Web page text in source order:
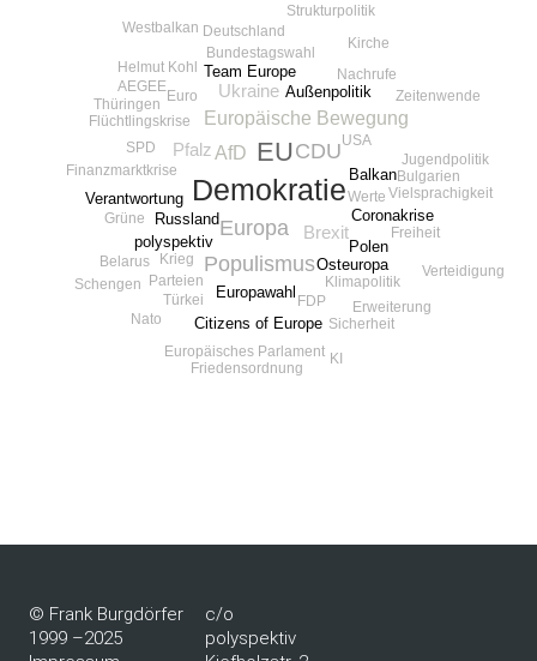
Demokratie
EU
Europa
CDU
Populismus
AfD
Europäische Bewegung
Ukraine
Brexit
Pfalz
Osteuropa
polyspektiv
Europawahl
Team Europe
Russland
Balkan
Coronakrise
Außenpolitik
Citizens of Europe
Polen
Verantwortung
FDP
Finanzmarktkrise
Flüchtlingskrise
Bundestagswahl
Werte
Euro
Krieg
Parteien
USA
Klimapolitik
Nachrufe
SPD
Deutschland
Europäisches Parlament
Grüne
Helmut Kohl
Jugendpolitik
Kirche
Sicherheit
Strukturpolitik
Türkei
Vielsprachigkeit
AEGEE
Belarus
Bulgarien
Erweiterung
Freiheit
Friedensordnung
KI
Nato
Schengen
Thüringen
Verteidigung
Westbalkan
Zeitenwende
© Frank Burgdörfer
1999 –2025
c/o
polyspektiv